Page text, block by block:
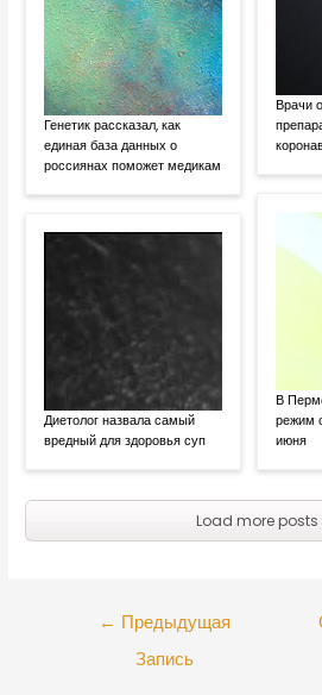
Генетик рассказал, как
единая база данных о
россиянах поможет медикам
Диетолог назвала самый
вредный для здоровья суп
Врачи
В
режим
июня
Load more posts
← Предыдущая
Запись